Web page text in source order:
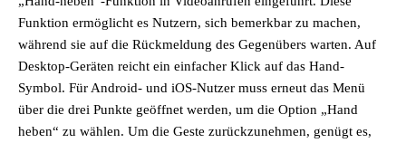
Funktion ermöglicht es Nutzern, sich bemerkbar zu machen,
während sie auf die Rückmeldung des Gegenübers warten. Auf
Desktop-Geräten reicht ein einfacher Klick auf das Hand-
Symbol. Für Android- und iOS-Nutzer muss erneut das Menü
über die drei Punkte geöffnet werden, um die Option „Hand
heben“ zu wählen. Um die Geste zurückzunehmen, genügt es,